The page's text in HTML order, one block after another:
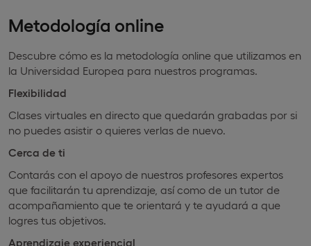
Metodología online
Descubre cómo es la metodología online que utilizamos en
la Universidad Europea para nuestros programas.
Flexibilidad
Clases virtuales en directo que quedarán grabadas por si
no puedes asistir o quieres verlas de nuevo.
Cerca de ti
Contarás con el apoyo de nuestros profesores expertos
que facilitarán tu aprendizaje, así como de un tutor de
acompañamiento que te orientará y te ayudará a que
logres tus objetivos.
Aprendizaje experiencial